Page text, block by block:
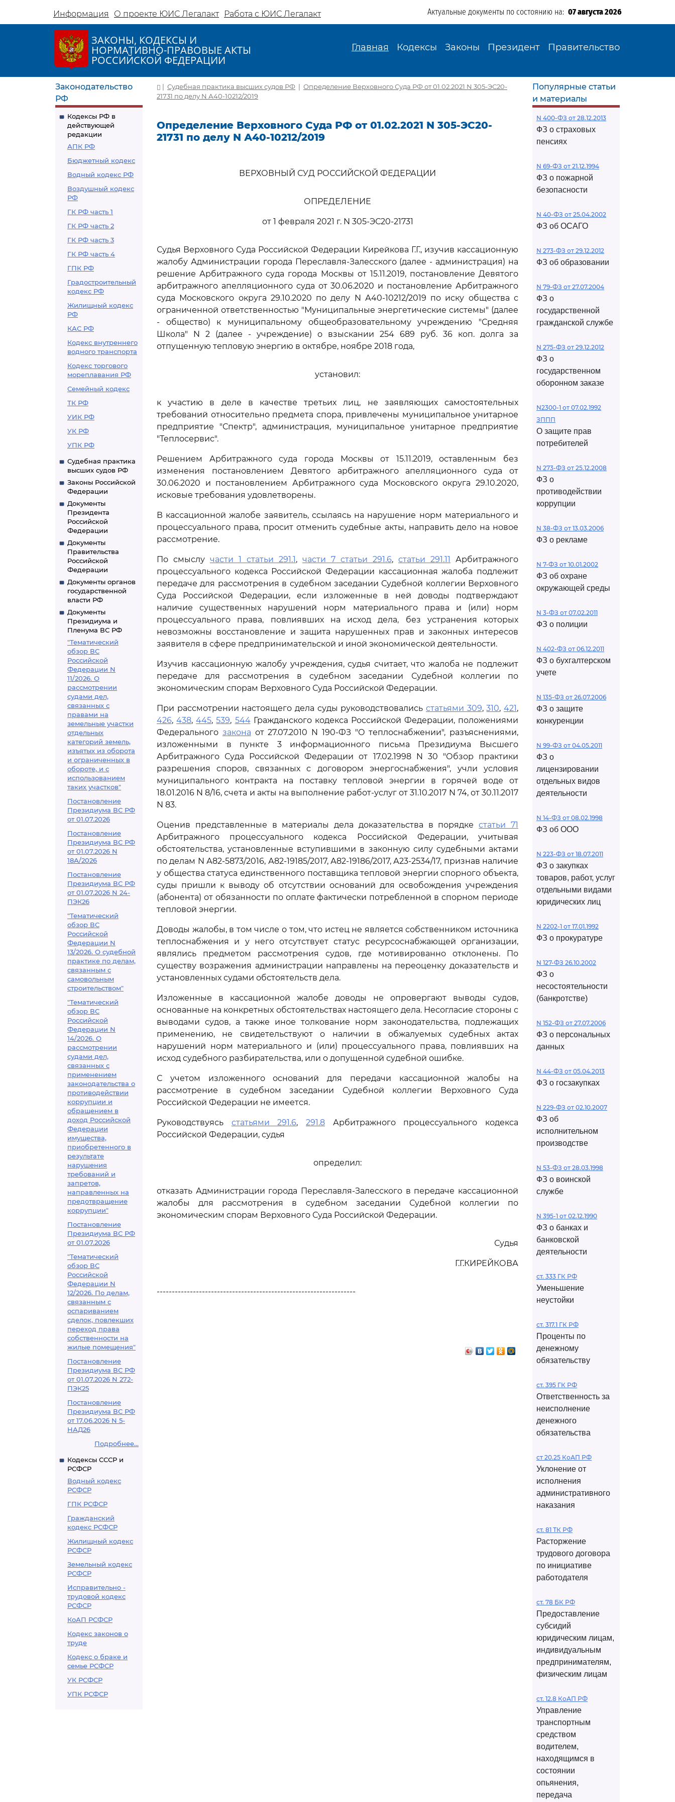
Информация О проекте ЮИС Легалакт Работа с ЮИС Легалакт Актуальные документы по состоянию на: 07 августа 2026
ЗАКОНЫ, КОДЕКСЫ И
НОРМАТИВНО-ПРАВОВЫЕ АКТЫ
РОССИЙСКОЙ ФЕДЕРАЦИИ
Главная Кодексы Законы Президент Правительство
Законодательство
РФ
Кодексы РФ в
действующей
редакции
АПК РФ
Бюджетный кодекс
Водный кодекс РФ
Воздушный кодекс
РФ
ГК РФ часть 1
ГК РФ часть 2
ГК РФ часть 3
ГК РФ часть 4
ГПК РФ
Градостроительный
кодекс РФ
Жилищный кодекс
РФ
КАС РФ
Кодекс внутреннего
водного транспорта
Кодекс торгового
мореплавания РФ
Семейный кодекс
ТК РФ
УИК РФ
УК РФ
УПК РФ
Судебная практика
высших судов РФ
Законы Российской
Федерации
Документы
Президента
Российской
Федерации
Документы
Правительства
Российской
Федерации
Документы органов
государственной
власти РФ
Документы
Президиума и
Пленума ВС РФ
"Тематический
обзор ВС
Российской
Федерации N
11/2026. О
рассмотрении
судами дел,
связанных с
правами на
земельные участки
отдельных
категорий земель,
изъятых из оборота
и ограниченных в
обороте, и с
использованием
таких участков"
Постановление
Президиума ВС РФ
от 01.07.2026
Постановление
Президиума ВС РФ
от 01.07.2026 N
18А/2026
Постановление
Президиума ВС РФ
от 01.07.2026 N 24-
ПЭК26
"Тематический
обзор ВС
Российской
Федерации N
13/2026. О судебной
практике по делам,
связанным с
самовольным
строительством"
"Тематический
обзор ВС
Российской
Федерации N
14/2026. О
рассмотрении
судами дел,
связанных с
применением
законодательства о
противодействии
коррупции и
обращением в
доход Российской
Федерации
имущества,
приобретенного в
результате
нарушения
требований и
запретов,
направленных на
предотвращение
коррупции"
Постановление
Президиума ВС РФ
от 01.07.2026
"Тематический
обзор ВС
Российской
Федерации N
12/2026. По делам,
связанным с
оспариванием
сделок, повлекших
переход права
собственности на
жилые помещения"
Постановление
Президиума ВС РФ
от 01.07.2026 N 272-
ПЭК25
Постановление
Президиума ВС РФ
от 17.06.2026 N 5-
НАД26
Подробнее...
Кодексы СССР и
РСФСР
Водный кодекс
РСФСР
ГПК РСФСР
Гражданский
кодекс РСФСР
Жилищный кодекс
РСФСР
Земельный кодекс
РСФСР
Исправительно -
трудовой кодекс
РСФСР
КоАП РСФСР
Кодекс законов о
труде
Кодекс о браке и
семье РСФСР
УК РСФСР
УПК РСФСР
| Судебная практика высших судов РФ | Определение Верховного Суда РФ от 01.02.2021 N 305-ЭС20-
21731 по делу N А40-10212/2019
Определение Верховного Суда РФ от 01.02.2021 N 305-ЭС20-
21731 по делу N А40-10212/2019
ВЕРХОВНЫЙ СУД РОССИЙСКОЙ ФЕДЕРАЦИИ
ОПРЕДЕЛЕНИЕ
от 1 февраля 2021 г. N 305-ЭС20-21731
Судья Верховного Суда Российской Федерации Кирейкова Г.Г., изучив кассационную
жалобу Администрации города Переславля-Залесского (далее - администрация) на
решение Арбитражного суда города Москвы от 15.11.2019, постановление Девятого
арбитражного апелляционного суда от 30.06.2020 и постановление Арбитражного
суда Московского округа 29.10.2020 по делу N А40-10212/2019 по иску общества с
ограниченной ответственностью "Муниципальные энергетические системы" (далее
- общество) к муниципальному общеобразовательному учреждению "Средняя
Школа" N 2 (далее - учреждение) о взыскании 254 689 руб. 36 коп. долга за
отпущенную тепловую энергию в октябре, ноябре 2018 года,
установил:
к участию в деле в качестве третьих лиц, не заявляющих самостоятельных
требований относительно предмета спора, привлечены муниципальное унитарное
предприятие "Спектр", администрация, муниципальное унитарное предприятие
"Теплосервис".
Решением Арбитражного суда города Москвы от 15.11.2019, оставленным без
изменения постановлением Девятого арбитражного апелляционного суда от
30.06.2020 и постановлением Арбитражного суда Московского округа 29.10.2020,
исковые требования удовлетворены.
В кассационной жалобе заявитель, ссылаясь на нарушение норм материального и
процессуального права, просит отменить судебные акты, направить дело на новое
рассмотрение.
По смыслу части 1 статьи 291.1, части 7 статьи 291.6, статьи 291.11
Арбитражного
процессуального кодекса Российской Федерации кассационная жалоба подлежит
передаче для рассмотрения в судебном заседании Судебной коллегии Верховного
Суда Российской Федерации, если изложенные в ней доводы подтверждают
наличие существенных нарушений норм материального права и (или) норм
процессуального права, повлиявших на исход дела, без устранения которых
невозможны восстановление и защита нарушенных прав и законных интересов
заявителя в сфере предпринимательской и иной экономической деятельности.
Изучив кассационную жалобу учреждения, судья считает, что жалоба не подлежит
передаче для рассмотрения в судебном заседании Судебной коллегии по
экономическим спорам Верховного Суда Российской Федерации.
При рассмотрении настоящего дела суды руководствовались статьями 309,310,421,
426,438,445,539, 544Гражданского кодекса Российской Федерации, положениями
Федерального закона от 27.07.2010 N 190-ФЗ "О теплоснабжении", разъяснениями,
изложенными в пункте 3 информационного письма Президиума Высшего
Арбитражного Суда Российской Федерации от 17.02.1998 N 30 "Обзор практики
разрешения споров, связанных с договором энергоснабжения", учли условия
муниципального контракта на поставку тепловой энергии в горячей воде от
18.01.2016 N 8/16, счета и акты на выполнение работ-услуг от 31.10.2017 N 74, от 30.11.2017
N 83.
Оценив представленные в материалы дела доказательства в порядкестатьи 71
Арбитражного процессуального кодекса Российской Федерации, учитывая
обстоятельства, установленные вступившими в законную силу судебными актами
по делам N А82-5873/2016, А82-19185/2017, А82-19186/2017, А23-2534/17, признав наличие
у общества статуса единственного поставщика тепловой энергии спорного объекта,
суды пришли к выводу об отсутствии оснований для освобождения учреждения
(абонента) от обязанности по оплате фактически потребленной в спорном периоде
тепловой энергии.
Доводы жалобы, в том числе о том, что истец не является собственником источника
теплоснабжения и у него отсутствует статус ресурсоснабжающей организации,
являлись предметом рассмотрения судов, где мотивированно отклонены. По
существу возражения администрации направлены на переоценку доказательств и
установленных судами обстоятельств дела.
Изложенные в кассационной жалобе доводы не опровергают выводы судов,
основанные на конкретных обстоятельствах настоящего дела. Несогласие стороны с
выводами судов, а также иное толкование норм законодательства, подлежащих
применению, не свидетельствуют о наличии в обжалуемых судебных актах
нарушений норм материального и (или) процессуального права, повлиявших на
исход судебного разбирательства, или о допущенной судебной ошибке.
С учетом изложенного оснований для передачи кассационной жалобы на
рассмотрение в судебном заседании Судебной коллегии Верховного Суда
Российской Федерации не имеется.
Руководствуясь статьями 291.6,291.8 Арбитражного процессуального кодекса
Российской Федерации, судья
определил:
отказать Администрации города Переславля-Залесского в передаче кассационной
жалобы для рассмотрения в судебном заседании Судебной коллегии по
экономическим спорам Верховного Суда Российской Федерации.
Судья
Г.Г.КИРЕЙКОВА
------------------------------------------------------------------
Популярные статьи
и материалы
N 400-ФЗ от 28.12.2013
ФЗ о страховых
пенсиях
N 69-ФЗ от 21.12.1994
ФЗ о пожарной
безопасности
N 40-ФЗ от 25.04.2002
ФЗ об ОСАГО
N 273-ФЗ от 29.12.2012
ФЗ об образовании
N 79-ФЗ от 27.07.2004
ФЗ о
государственной
гражданской службе
N 275-ФЗ от 29.12.2012
ФЗ о
государственном
оборонном заказе
N2300-1 от 07.02.1992
ЗППП
О защите прав
потребителей
N 273-ФЗ от 25.12.2008
ФЗ о
противодействии
коррупции
N 38-ФЗ от 13.03.2006
ФЗ о рекламе
N 7-ФЗ от 10.01.2002
ФЗ об охране
окружающей среды
N 3-ФЗ от 07.02.2011
ФЗ о полиции
N 402-ФЗ от 06.12.2011
ФЗ о бухгалтерском
учете
N 135-ФЗ от 26.07.2006
ФЗ о защите
конкуренции
N 99-ФЗ от 04.05.2011
ФЗ о
лицензировании
отдельных видов
деятельности
N 14-ФЗ от 08.02.1998
ФЗ об ООО
N 223-ФЗ от 18.07.2011
ФЗ о закупках
товаров, работ, услуг
отдельными видами
юридических лиц
N 2202-1 от 17.01.1992
ФЗ о прокуратуре
N 127-ФЗ 26.10.2002
ФЗ о
несостоятельности
(банкротстве)
N 152-ФЗ от 27.07.2006
ФЗ о персональных
данных
N 44-ФЗ от 05.04.2013
ФЗ о госзакупках
N 229-ФЗ от 02.10.2007
ФЗ об
исполнительном
производстве
N 53-ФЗ от 28.03.1998
ФЗ о воинской
службе
N 395-1 от 02.12.1990
ФЗ о банках и
банковской
деятельности
ст. 333 ГК РФ
Уменьшение
неустойки
ст. 317.1 ГК РФ
Проценты по
денежному
обязательству
ст. 395 ГК РФ
Ответственность за
неисполнение
денежного
обязательства
ст 20.25 КоАП РФ
Уклонение от
исполнения
административного
наказания
ст. 81 ТК РФ
Расторжение
трудового договора
по инициативе
работодателя
ст. 78 БК РФ
Предоставление
субсидий
юридическим лицам,
индивидуальным
предпринимателям,
физическим лицам
ст. 12.8 КоАП РФ
Управление
транспортным
средством
водителем,
находящимся в
состоянии
опьянения,
передача